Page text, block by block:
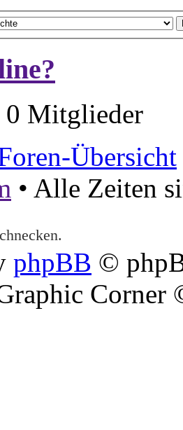
Mitglieder
Übersicht
• Alle Zeiten
phpBB ©
Corner